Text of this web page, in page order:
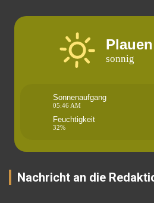
Plauen
sonnig
Sonnenaufgang
05:46 AM
Feuchtigkeit
32%
Nachricht an die